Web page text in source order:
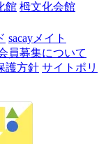
館 栂文化会館
sacayメイト
員募集について
護方針 サイトポリ